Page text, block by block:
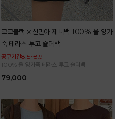
코코블랙 x 신민아 제니백 100% 올 양가
죽 테라스 투고 숄더백
공구기간8.5~8.9
100% 올 양가죽 테라스 투고 숄더백
79,000